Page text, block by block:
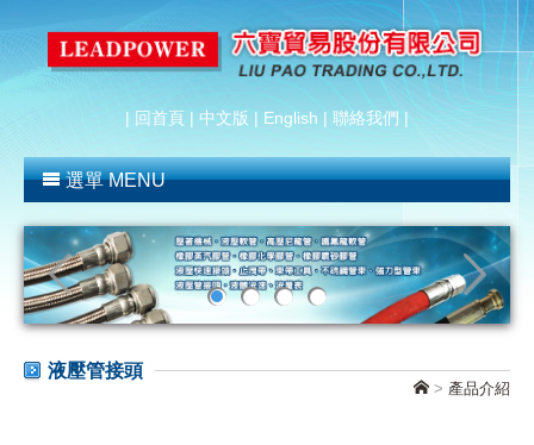
| 回首頁 | 中文版 | English | 聯絡我們 |
選單 MENU
液壓管接頭
> 產品介紹